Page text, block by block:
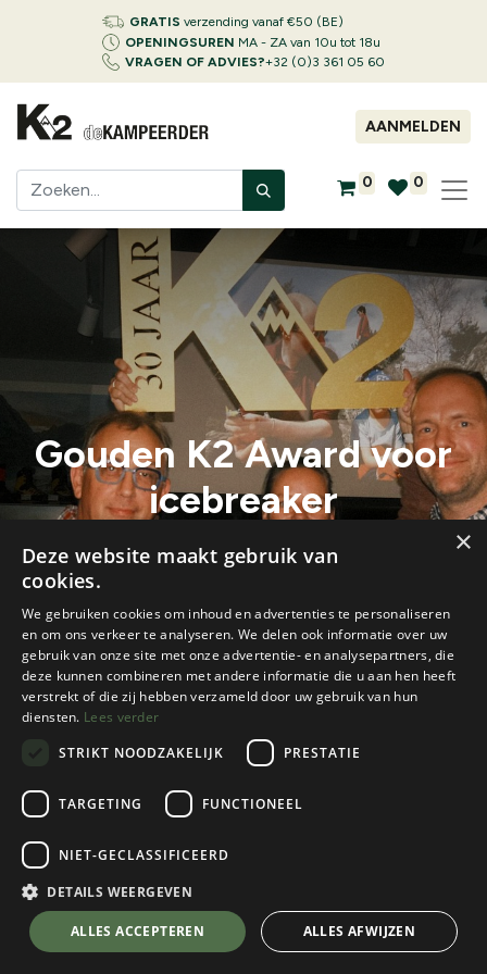
GRATIS verzending vanaf €50 (BE)
OPENINGSUREN MA - ZA van 10u tot 18u
VRAGEN OF ADVIES?+32 (0)3 361 05 60
AANMELDEN
0 0
Gouden K2 Award voor
icebreaker
30 jaar K2 x Icebreaker
Alle blogs
Reisverslagen & inspiratie
Gouden K2 Award voor icebreaker
Al dertig jaar pionierticebreakermet
natuurlijke performance. Ter gelegenheid
×
Deze website maakt gebruik van
cookies.
We gebruiken cookies om inhoud en advertenties te personaliseren
en om ons verkeer te analyseren. We delen ook informatie over uw
gebruik van onze site met onze advertentie- en analysepartners, die
deze kunnen combineren met andere informatie die u aan hen heeft
verstrekt of die zij hebben verzameld door uw gebruik van hun
diensten. Lees verder
STRIKT NOODZAKELIJK
PRESTATIE
TARGETING FUNCTIONEEL
NIET-GECLASSIFICEERD
DETAILS WEERGEVEN
ALLES ACCEPTEREN ALLES AFWIJZEN